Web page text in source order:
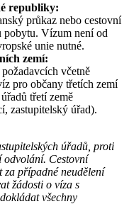
republiky:
průkaz nebo cestovní
pobytu. Vízum není od
unie nutné.
zemí:
včetně
pro občany třetích zemí
třetí země
zastupitelský úřad).
úřadů, proti
odvolání. Cestovní
za případné neudělení
žádosti o víza s
všechny